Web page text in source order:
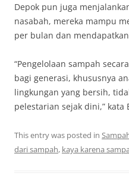
Depok pun juga
nasabah, mereka mampu
per bulan dan
“Pengelolaan sampah
bagi generasi, khususnya
lingkungan yang bersih,
pelestarian sejak dini,” kata
This entry was posted in
dari sampah, kaya karena